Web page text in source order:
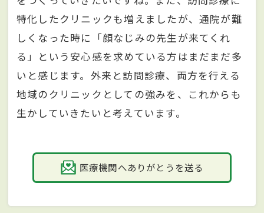
特化したクリニックも増えましたが、通院が難
しくなった時に「顔なじみの先生が来てくれ
る」という安心感を求めている方はまだまだ多
いと感じます。外来と訪問診療、両方を行える
地域のクリニックとしての強みを、これからも
生かしていきたいと考えています。
医療機関へありがとうを送る